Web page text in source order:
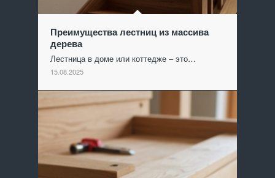
Преимущества лестниц из массива
дерева
Лестница в доме или коттедже – это…
15.08.2025